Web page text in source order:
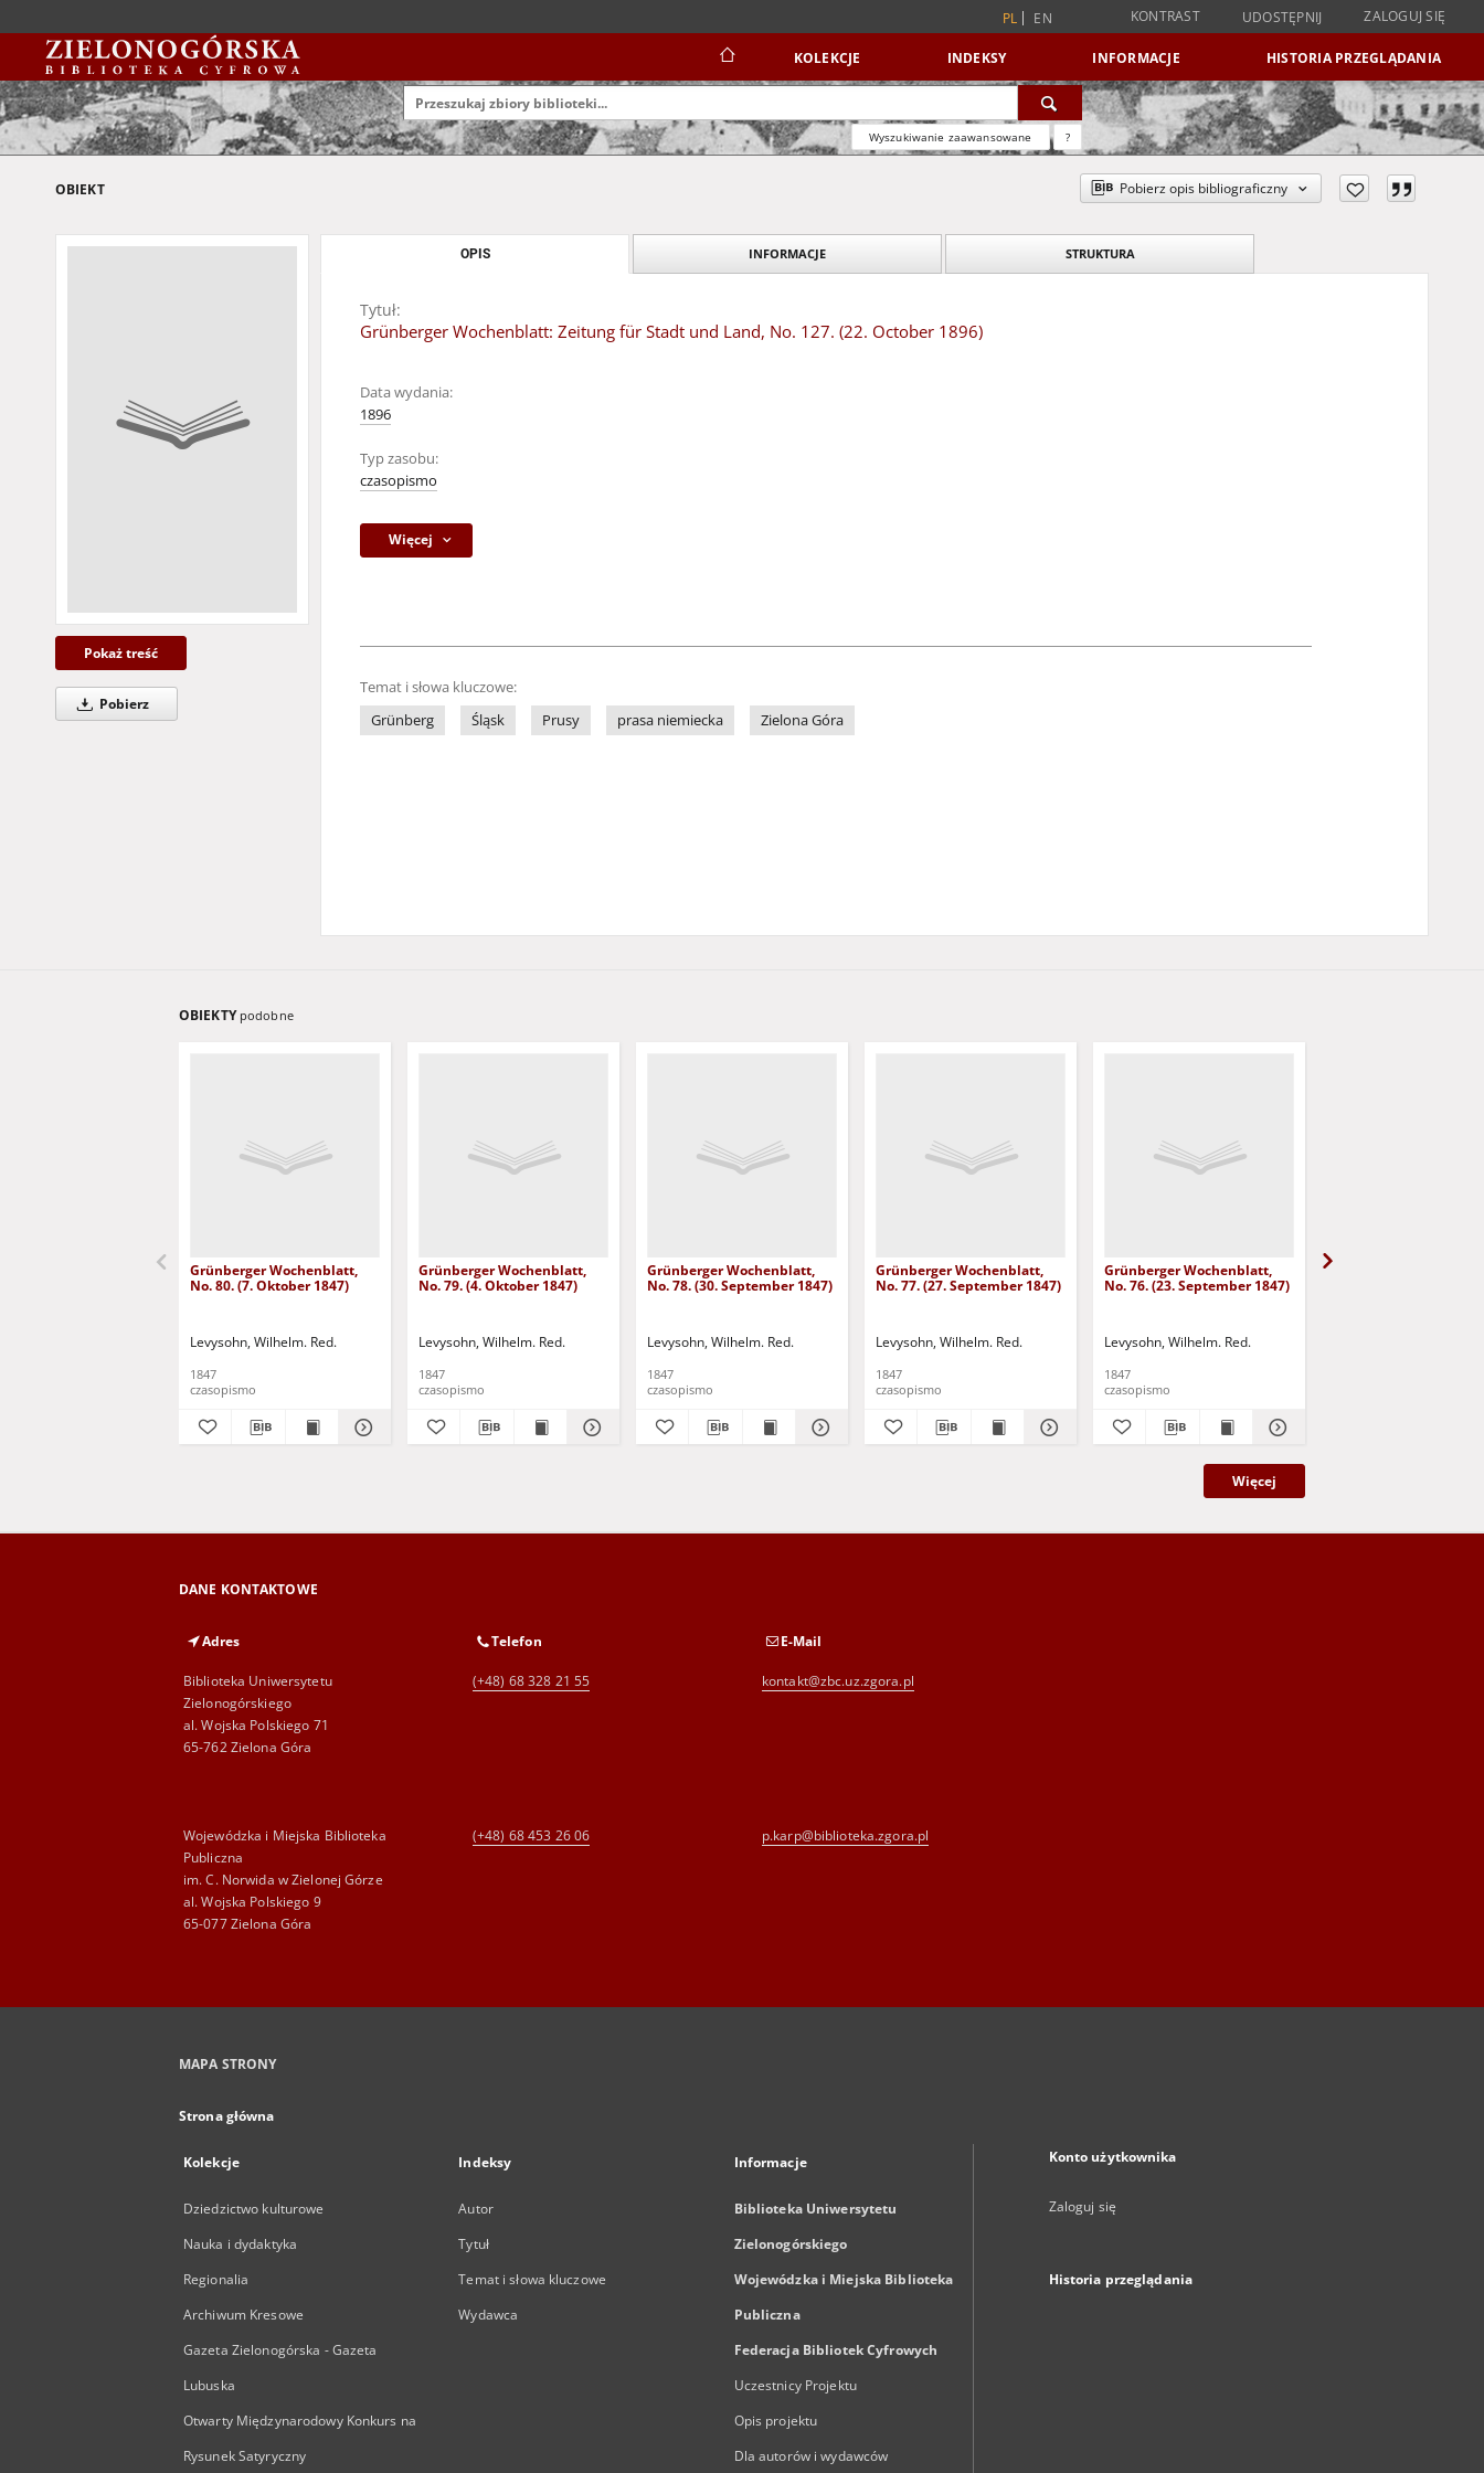
PL EN KONTRAST UDOSTĘPNIJ ZALOGUJ SIĘ
KOLEKCJE INDEKSY INFORMACJE HISTORIA PRZEGLĄDANIA
Wyszukiwanie zaawansowane ?
OBIEKT Pobierz opis bibliograficzny
Pokaż treść
Pobierz
OPIS INFORMACJE STRUKTURA
Tytuł:
Grünberger Wochenblatt: Zeitung für Stadt und Land, No. 127. (22. October 1896)
Data wydania:
1896
Typ zasobu:
czasopismo
Więcej
Temat i słowa kluczowe:
Grünberg
Śląsk Prusy prasa niemiecka Zielona Góra
OBIEKTY podobne
Grünberger Wochenblatt,
No. 80. (7. Oktober 1847)
Levysohn, Wilhelm. Red.
1847
czasopismo
Grünberger Wochenblatt,
No. 79. (4. Oktober 1847)
Levysohn, Wilhelm. Red.
1847
czasopismo
Grünberger Wochenblatt,
No. 78. (30. September 1847)
Levysohn, Wilhelm. Red.
1847
czasopismo
Grünberger Wochenblatt,
No. 77. (27. September 1847)
Levysohn, Wilhelm. Red.
1847
czasopismo
Grünberger Wochenblatt,
No. 76. (23. September 1847)
Levysohn, Wilhelm. Red.
1847
czasopismo
Więcej
DANE KONTAKTOWE
Adres
Biblioteka Uniwersytetu
Zielonogórskiego
al. Wojska Polskiego 71
65-762 Zielona Góra
Telefon
(+48) 68 328 21 55
E-Mail
kontakt@zbc.uz.zgora.pl
Wojewódzka i Miejska Biblioteka
Publiczna
im. C. Norwida w Zielonej Górze
al. Wojska Polskiego 9
65-077 Zielona Góra
(+48) 68 453 26 06 p.karp@biblioteka.zgora.pl
MAPA STRONY
Strona główna
Kolekcje
Dziedzictwo kulturowe
Nauka i dydaktyka
Regionalia
Archiwum Kresowe
Gazeta Zielonogórska - Gazeta
Lubuska
Otwarty Międzynarodowy Konkurs na
Rysunek Satyryczny
Indeksy
Autor
Tytuł
Temat i słowa kluczowe
Wydawca
Informacje
Biblioteka Uniwersytetu
Zielonogórskiego
Wojewódzka i Miejska Biblioteka
Publiczna
Federacja Bibliotek Cyfrowych
Uczestnicy Projektu
Opis projektu
Dla autorów i wydawców
Konto użytkownika
Zaloguj się
Historia przeglądania